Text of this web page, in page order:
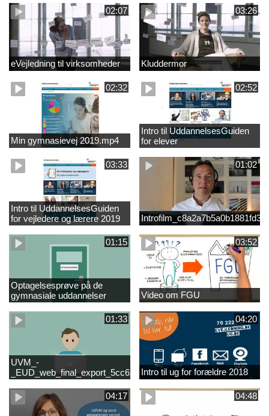
02:07
eVejledning til virksomheder
03:26
Kluddermor
02:32
Min gymnasievej 2019.mp4
02:52
Intro til UddannelsesGuiden
for elever
03:33
Intro til UddannelsesGuiden
for vejledere og lærere 2019
01:02
01:15
Optagelsesprøve på de
gymnasiale uddannelser
03:52
Video om FGU
01:33
UVM_-
04:20
Intro til ug for forældre 2018
04:17 04:48